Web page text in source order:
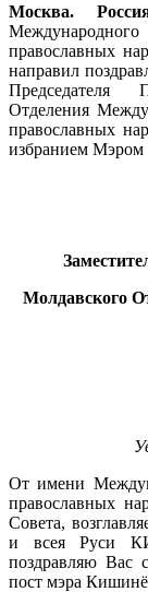
Москва.
православных
направил
Председателя
Отделения
православных
избранием Мэром
Молдавского
От имени
православных
Совета,
и всея Руси
поздравляю Вас
пост мэра